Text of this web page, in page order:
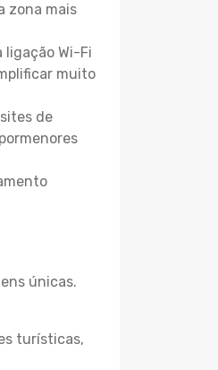
zona mais
Wi-Fi
muito
de
únicas.
turísticas,